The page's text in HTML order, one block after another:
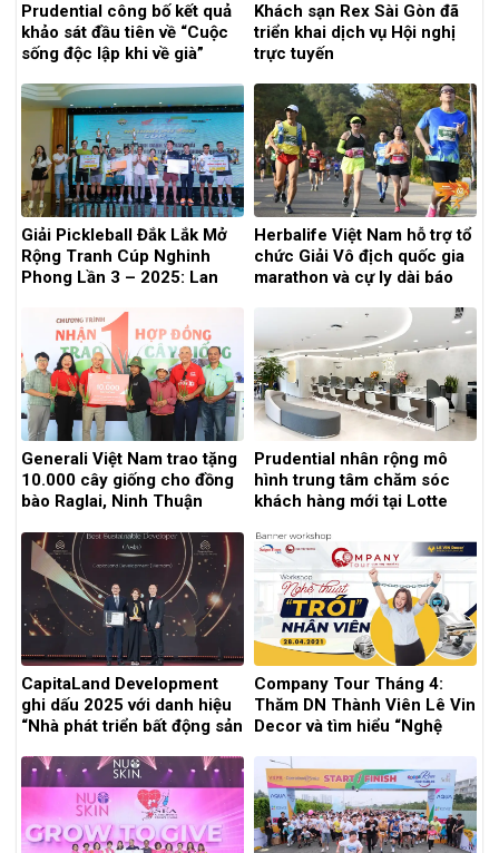
Prudential công bố kết quả
khảo sát đầu tiên về “Cuộc
sống độc lập khi về già”
Khách sạn Rex Sài Gòn đã
triển khai dịch vụ Hội nghị
trực tuyến
Giải Pickleball Đắk Lắk Mở
Rộng Tranh Cúp Nghinh
Phong Lần 3 – 2025: Lan
nối cộng đồng khỏe mạnh
Herbalife Việt Nam hỗ trợ tổ
chức Giải Vô địch quốc gia
marathon và cự ly dài báo
Generali Việt Nam trao tặng
10.000 cây giống cho đồng
bào Raglai, Ninh Thuận
Prudential nhân rộng mô
hình trung tâm chăm sóc
khách hàng mới tại Lotte
CapitaLand Development
ghi dấu 2025 với danh hiệu
“Nhà phát triển bất động sản
Company Tour Tháng 4:
Thăm DN Thành Viên Lê Vin
Decor và tìm hiểu “Nghệ